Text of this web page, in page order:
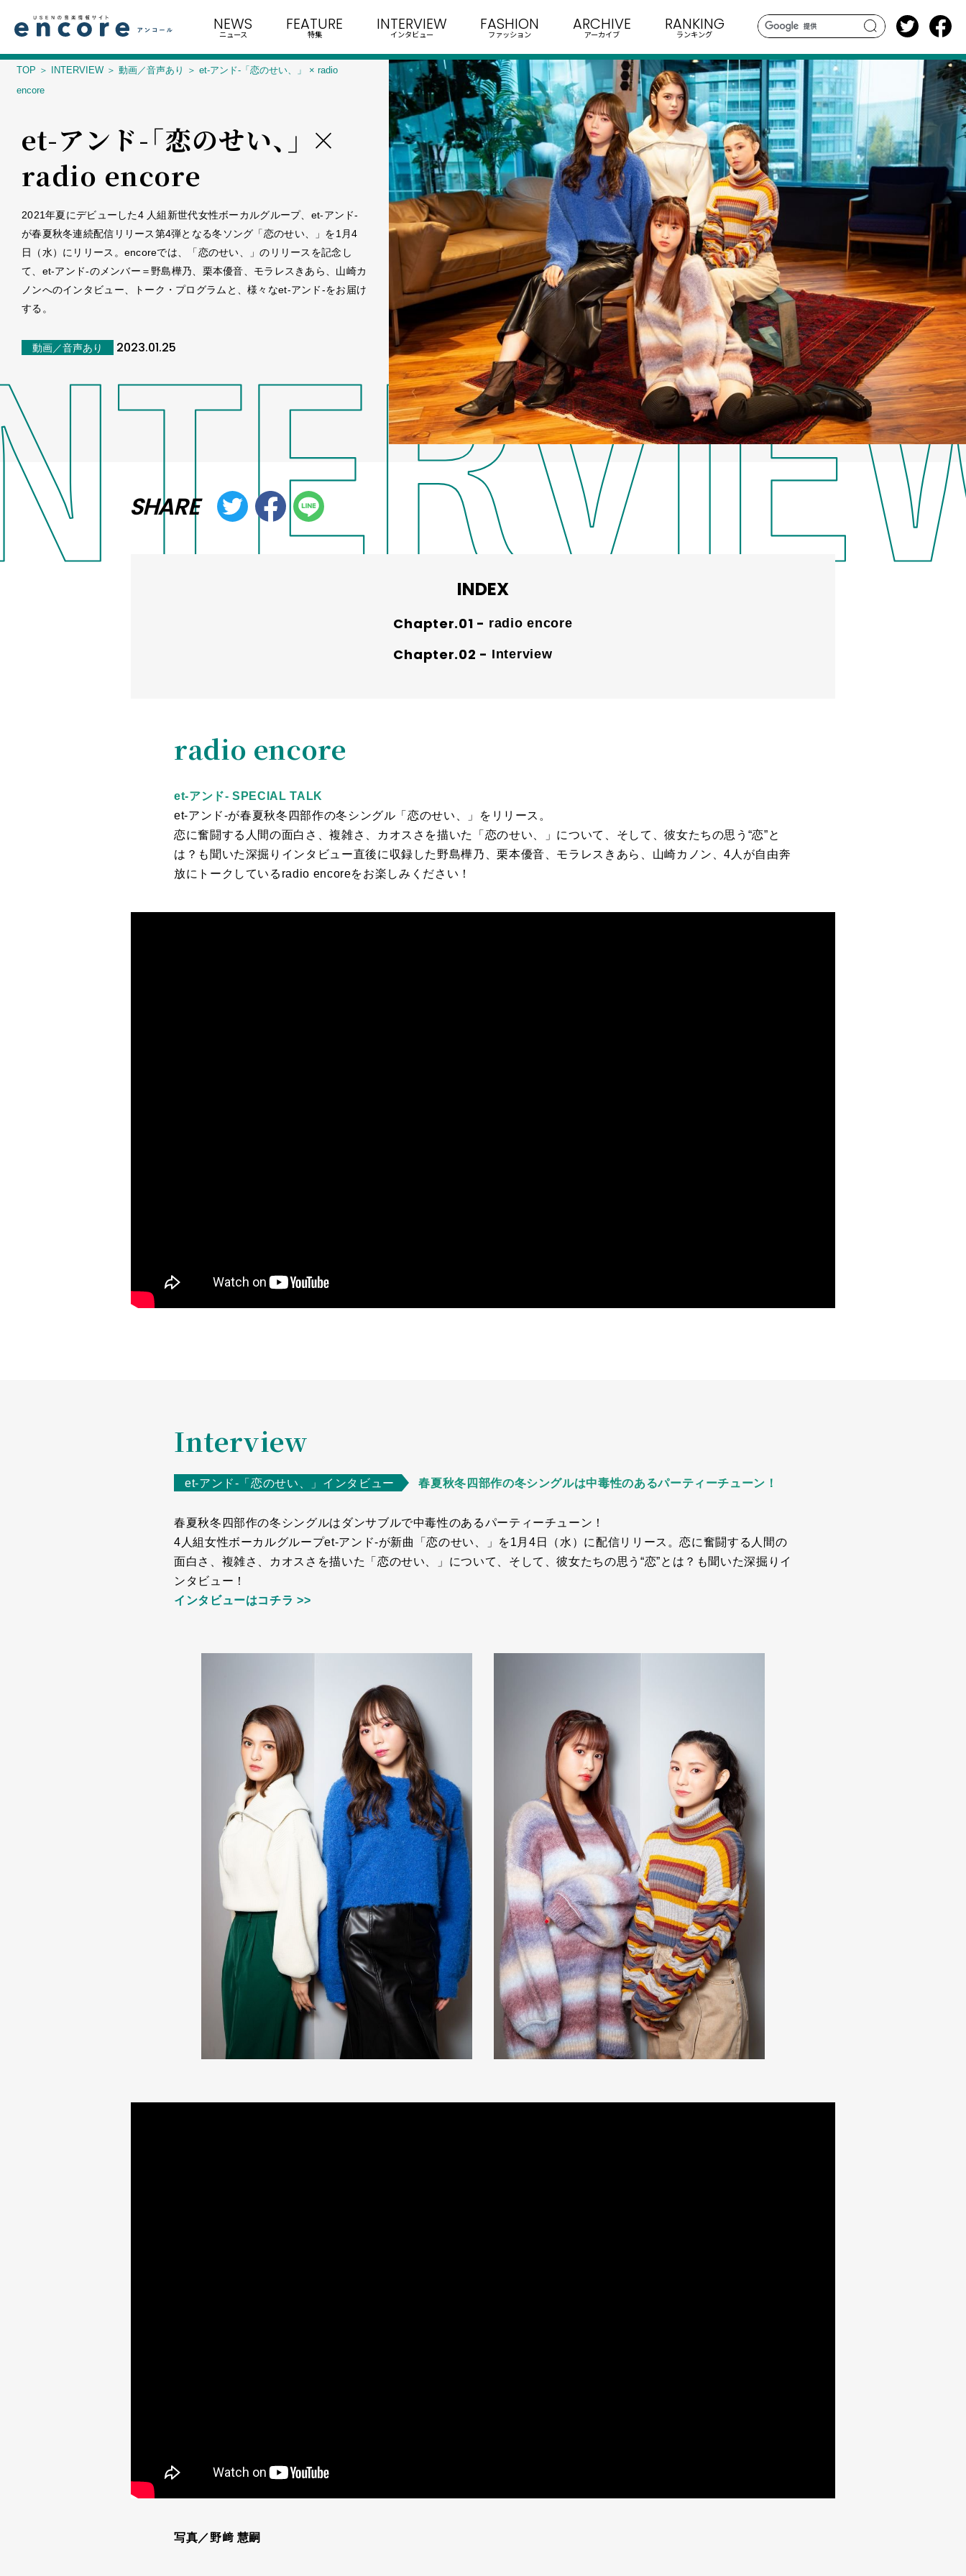
search
NEWS
ニュース
FEATURE
特集
INTERVIEW
インタビュー
FASHION
ファッション
ARCHIVE
アーカイブ
RANKING
ランキング
TOP INTERVIEW 動画／音声あり
et-アンド-「恋のせい、」 × radio
encore
et-アンド-「恋のせい、」 ×
radio encore
2021年夏にデビューした4 人組新世代女性ボーカルグループ、et-アンド-
が春夏秋冬連続配信リリース第4弾となる冬ソング「恋のせい、」を1月4
日（水）にリリース。encoreでは、「恋のせい、」のリリースを記念し
て、et-アンド-のメンバー＝野島樺乃、栗本優音、モラレスきあら、山崎カ
ノンへのインタビュー、トーク・プログラムと、様々なet-アンド-をお届け
する。
動画／音声あり 2023.01.25
SHARE
INDEX
radio encore
Interview
radio encore
et-アンド- SPECIAL TALK
et-アンド-が春夏秋冬四部作の冬シングル「恋のせい、」をリリース。
恋に奮闘する人間の面白さ、複雑さ、カオスさを描いた「恋のせい、」について、そして、彼女たちの思う“恋”と
は？も聞いた深掘りインタビュー直後に収録した野島樺乃、栗本優音、モラレスきあら、山崎カノン、4人が自由奔
放にトークしているradio encoreをお楽しみください！
Interview
et-アンド-「恋のせい、」インタビュー 春夏秋冬四部作の冬シングルは中毒性のあるパーティーチューン！
春夏秋冬四部作の冬シングルはダンサブルで中毒性のあるパーティーチューン！
4人組女性ボーカルグループet-アンド-が新曲「恋のせい、」を1月4日（水）に配信リリース。恋に奮闘する人間の
面白さ、複雑さ、カオスさを描いた「恋のせい、」について、そして、彼女たちの思う“恋”とは？も聞いた深掘りイ
ンタビュー！
インタビューはコチラ >>
写真／野﨑 慧嗣